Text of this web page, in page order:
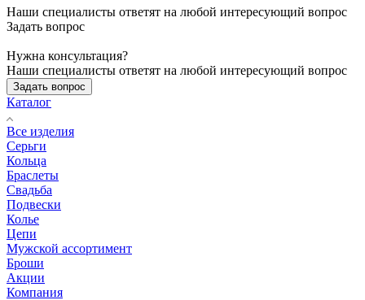
Наши специалисты ответят на любой интересующий вопрос
Задать вопрос
Нужна консультация?
Наши специалисты ответят на любой интересующий вопрос
Задать вопрос
Каталог
Все изделия
Серьги
Кольца
Браслеты
Свадьба
Подвески
Колье
Цепи
Мужской ассортимент
Броши
Акции
Компания